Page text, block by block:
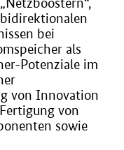
bei
als
Potenziale im
von Innovation
von
sowie